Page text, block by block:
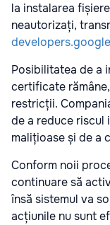
la instalarea
neautorizați,
Posibilitatea de a
certificate
restricții.
de a reduce
malițioase și de a
Conform noii
continuare să
însă sistemul va
acțiunile nu sunt